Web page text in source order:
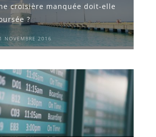
croisière manquée doit-elle
?
NOVEMBRE 2016